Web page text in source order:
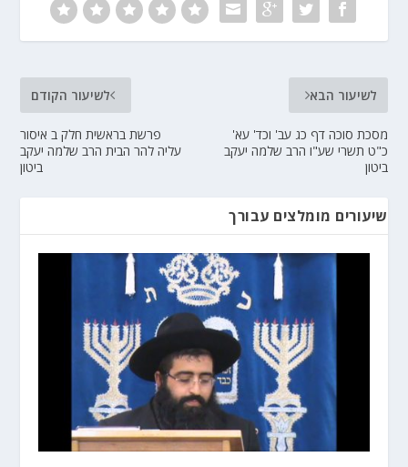
לשיעור הקודם
פרשת בראשית חלק ב איסור
עליה להר הבית הרב שלמה יעקב
ביטון
לשיעור הבא
מסכת סוכה דף כג עב' וכד' עא'
כ"ט תשרי שע"ו הרב שלמה יעקב
ביטון
שיעורים מומלצים עבורך